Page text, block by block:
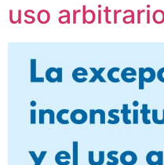
uso